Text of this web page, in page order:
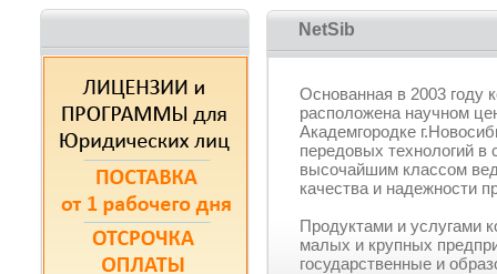
NetSib
Основанная в 2003 году
расположена научном
Академгородке
передовых технологий в
высочайшим классом
качества и надежности
Продуктами и услугами
малых и крупных
государственные и